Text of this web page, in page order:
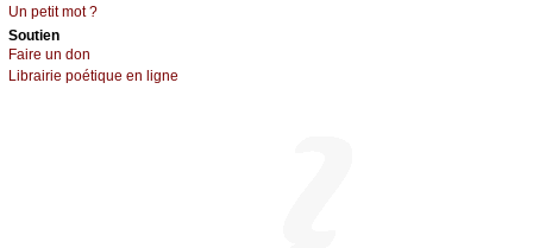
Un pеtit mоt ?
Sоutien
Fаirе un dоn
Librairiе pоétique en lignе